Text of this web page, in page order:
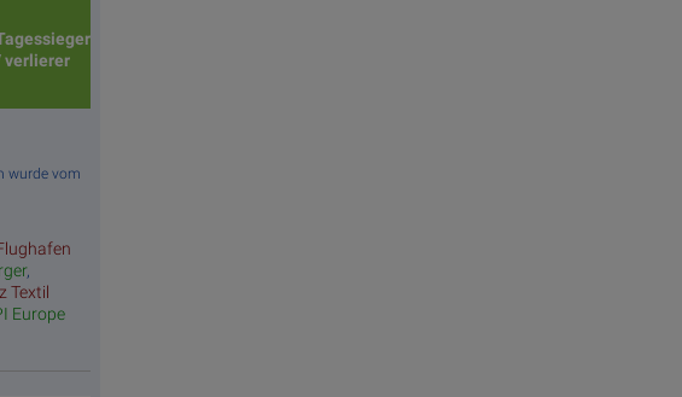
verlierer
wurde vom
,
Textil
Europe